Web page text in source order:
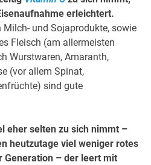
erleichtert.
Milch- und Sojaprodukte, sowie
Fleisch (am allermeisten
Wurstwaren, Amaranth,
(vor allem Spinat,
sind gute
eher selten zu sich nimmt –
heutzutage viel weniger rotes
Generation – der leert mit